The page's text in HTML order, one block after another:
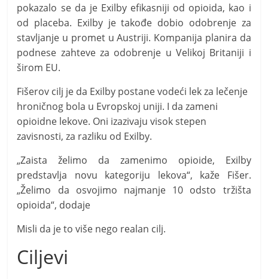
pokazalo se da je Exilby efikasniji od opioida, kao i
od placeba. Exilby je takođe dobio odobrenje za
stavljanje u promet u Austriji. Kompanija planira da
podnese zahteve za odobrenje u Velikoj Britaniji i
širom EU.
Fišerov cilj je da Exilby postane vodeći lek za lečenje
hroničnog bola u Evropskoj uniji. I da zameni
opioidne lekove. Oni izazivaju visok stepen
zavisnosti, za razliku od Exilby.
„Zaista želimo da zamenimo opioide, Exilby
predstavlja novu kategoriju lekova“, kaže Fišer.
„Želimo da osvojimo najmanje 10 odsto tržišta
opioida“, dodaje
Misli da je to više nego realan cilj.
Ciljevi